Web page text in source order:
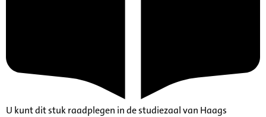
U kunt dit stuk raadplegen in de studiezaal van Haags